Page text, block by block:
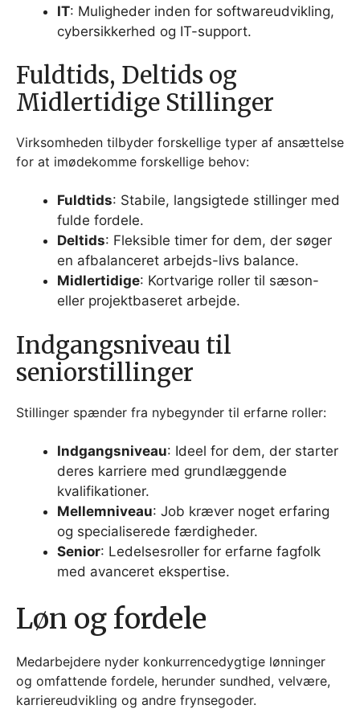
IT: Muligheder inden for softwareudvikling,
cybersikkerhed og IT-support.
Fuldtids, Deltids og
Midlertidige Stillinger
Virksomheden tilbyder forskellige typer af ansættelse
for at imødekomme forskellige behov:
Fuldtids: Stabile, langsigtede stillinger med
fulde fordele.
Deltids: Fleksible timer for dem, der søger
en afbalanceret arbejds-livs balance.
Midlertidige: Kortvarige roller til sæson-
eller projektbaseret arbejde.
Indgangsniveau til
seniorstillinger
Stillinger spænder fra nybegynder til erfarne roller:
Indgangsniveau: Ideel for dem, der starter
deres karriere med grundlæggende
kvalifikationer.
Mellemniveau: Job kræver noget erfaring
og specialiserede færdigheder.
Senior: Ledelsesroller for erfarne fagfolk
med avanceret ekspertise.
Løn og fordele
Medarbejdere nyder konkurrencedygtige lønninger
og omfattende fordele, herunder sundhed, velvære,
karriereudvikling og andre frynsegoder.